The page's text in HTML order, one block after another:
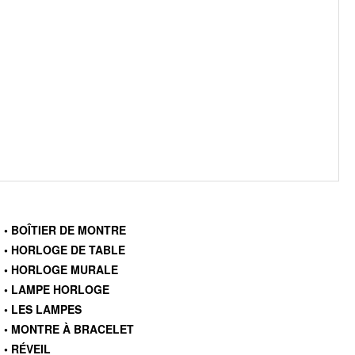
• BOÎTIER DE MONTRE
• HORLOGE DE TABLE
• HORLOGE MURALE
• LAMPE HORLOGE
• LES LAMPES
• MONTRE À BRACELET
• RÉVEIL